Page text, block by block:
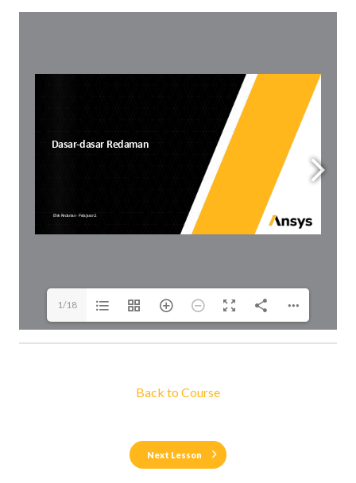
1/18
Back to Course
Next Lesson